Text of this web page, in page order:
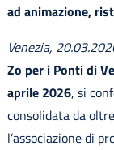
ad animazione,
Venezia,
Zo per i Ponti di
aprile 2026, si
consolidata da
l’associazione di